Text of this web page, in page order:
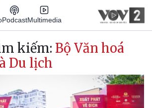
PodcastMultimedia
kiếm: Bộ Văn hoá
Du lịch